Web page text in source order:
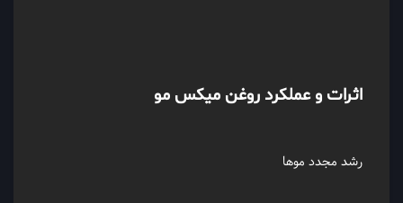
اثرات و عملکرد روغن میکس مو
رشد مجدد مو‌ها